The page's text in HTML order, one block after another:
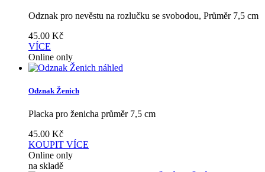
Odznak pro nevěstu na rozlučku se svobodou, Průměr 7,5 cm
45.00 Kč
VÍCE
Online only
náhled
Odznak Ženich
Placka pro ženicha průměr 7,5 cm
45.00 Kč
KOUPIT VÍCE
Online only
na skladě